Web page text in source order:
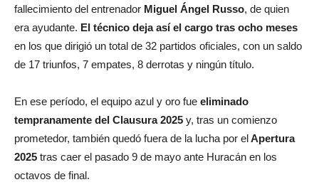
fallecimiento del entrenador Miguel Ángel Russo, de quien
era ayudante. El técnico deja así el cargo tras ocho meses
en los que dirigió un total de 32 partidos oficiales, con un saldo
de 17 triunfos, 7 empates, 8 derrotas y ningún título.
En ese período, el equipo azul y oro fue eliminado
tempranamente del Clausura 2025 y, tras un comienzo
prometedor, también quedó fuera de la lucha por elApertura
2025 tras caer el pasado 9 de mayo ante Huracán en los
octavos de final.